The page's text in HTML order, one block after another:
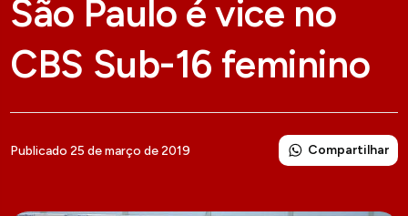
São Paulo é vice no
CBS Sub-16 feminino
Publicado 25 de março de 2019 Compartilhar